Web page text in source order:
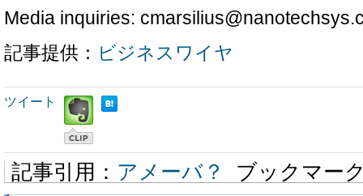
Media inquiries:
記事提供： ビジネスワイヤ
ツイート
記事引用： アメーバ？ ブックマー